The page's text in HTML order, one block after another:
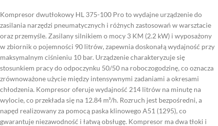
Kompresor dwutłokowy HL 375-100 Pro to wydajne urządzenie do
zasilania narzędzi pneumatycznych i różnych zastosowań w warsztacie
oraz przemyśle. Zasilany silnikiem o mocy 3 KM (2.2 kW) i wyposażony
w zbiornik o pojemności 90 litrów, zapewnia doskonałą wydajność przy
maksymalnym ciśnieniu 10 bar. Urządzenie charakteryzuje się
stosunkiem pracy do odpoczynku 50/50 na roboczogodzinę, co oznacza
zrównoważone użycie między intensywnymi zadaniami a okresami
chłodzenia. Kompresor oferuje wydajność 214 litrów na minutę na
wylocie, co przekłada się na 12.84 m³/h. Rozruch jest bezpośredni, a
napęd realizowany za pomocą paska klinowego A51 (1295), co
gwarantuje niezawodność i łatwą obsługę. Kompresor ma dwa tłoki i